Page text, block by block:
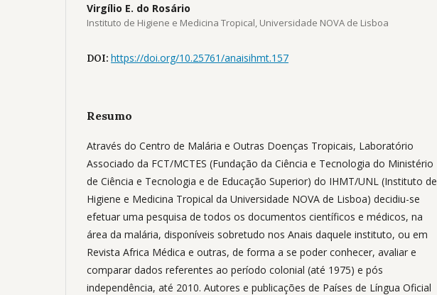
Virgílio E. do Rosário
Instituto de Higiene e Medicina Tropical, Universidade NOVA de Lisboa
DOI: https://doi.org/10.25761/anaisihmt.157
Resumo
Através do Centro de Malária e Outras Doenças Tropicais, Laboratório
Associado da FCT/MCTES (Fundação da Ciência e Tecnologia do Ministério
de Ciência e Tecnologia e de Educação Superior) do IHMT/UNL (Instituto de
Higiene e Medicina Tropical da Universidade NOVA de Lisboa) decidiu-se
efetuar uma pesquisa de todos os documentos científicos e médicos, na
área da malária, disponíveis sobretudo nos Anais daquele instituto, ou em
Revista Africa Médica e outras, de forma a se poder conhecer, avaliar e
comparar dados referentes ao período colonial (até 1975) e pós
independência, até 2010. Autores e publicações de Países de Língua Oficial